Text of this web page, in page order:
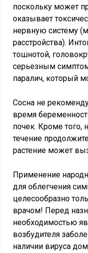
поскольку может
оказывает
нервную систему
расстройства).
тошнотой,
серьезным
паралич, который
Сосна не
время
почек. Кроме того,
течение
растение может
Применение
для облегчения
целесообразно
врачом! Перед
необходимостью
возбудителя
наличии вируса